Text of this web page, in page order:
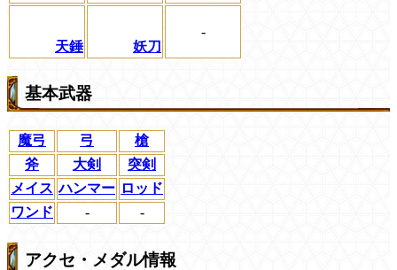
天錘 妖刀
-
基本武器
魔弓 弓
槍
斧
大剣
突剣
メイス ハンマー ロッド
ワンド
- -
アクセ・メダル情報